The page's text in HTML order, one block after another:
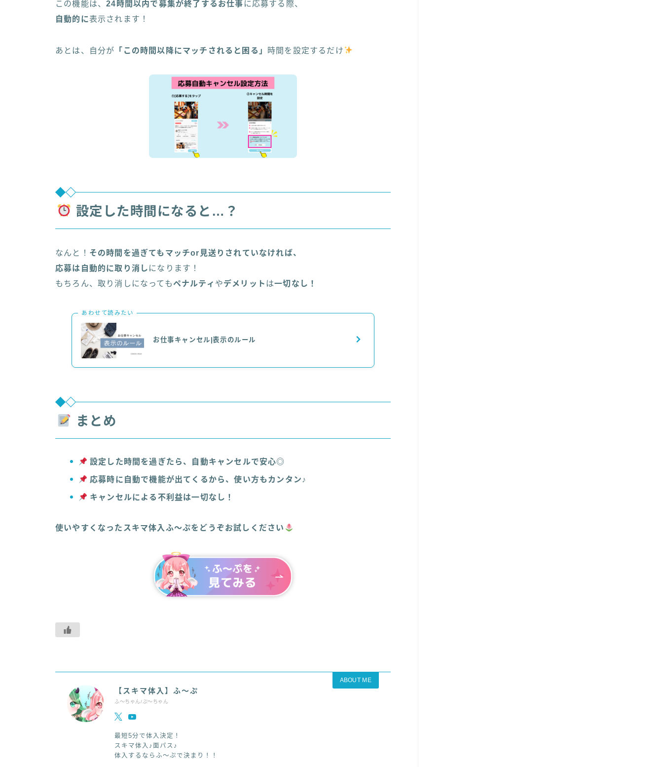
この機能は、24時間以内で募集が終了するお仕事 に応募する際、
自動的に表示されます！
あとは、自分が 「この時間以降にマッチされると困る」 時間を設定するだけ
設定した時間になると…？
なんと！ その時間を過ぎてもマッチor見送りされていなければ、
応募は自動的に取り消し になります！
もちろん、取り消しになってもペナルティ やデメリット は一切なし！
あわせて読みたい
お仕事キャンセル|表示のルール
まとめ
設定した時間を過ぎたら、自動キャンセルで安心◎
応募時に自動で機能が出てくるから、使い方もカンタン♪
キャンセルによる不利益は一切なし！
使いやすくなったスキマ体入ふ〜ぷをどうぞお試しください
ABOUT ME
【スキマ体入】ふ～ぷ
ふ～ちゃん/ぷ～ちゃん
最短5分で体入決定！
スキマ体入♪面パス♪
体入するならふ～ぷで決まり！！